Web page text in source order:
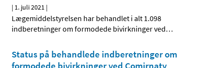
| 1. juli 2021 |
Lægemiddelstyrelsen har behandlet i alt 1.098
indberetninger om formodede bivirkninger ved…
Status på behandlede indberetninger om